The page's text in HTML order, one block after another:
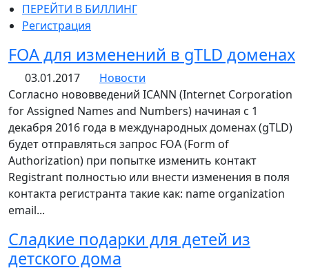
ПЕРЕЙТИ В БИЛЛИНГ
Регистрация
FOA для изменений в gTLD доменах
03.01.2017
Новости
Согласно нововведений ICANN (Internet Corporation
for Assigned Names and Numbers) начиная с 1
декабря 2016 года в международных доменах (gTLD)
будет отправляться запрос FOA (Form of
Authorization) при попытке изменить контакт
Registrant полностью или внести изменения в поля
контакта регистранта такие как: name organization
email...
Сладкие подарки для детей из
детского дома